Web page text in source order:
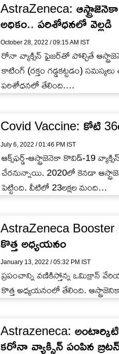
AstraZeneca: ఆస్ట్రాజెనెకా
అధికం.. పరిశోధనలో వెల్లడి
October 28, 2022 / 09:15 AM IST
రోనా వ్యాక్సిన్ ఫైజర్‌తో పోల్చితే
కాటింగ్ (రక్తం గడ్డకట్టడం)
పరిశోధనలో తేలింది.…
Covid Vaccine: కోటి
July 6, 2022 / 01:46 PM IST
ఆక్స్‌ఫర్డ్-ఆస్ట్రాజెనెకా కొవిడ్-19
చేరనున్నాయి. 2020లో కెనడా
పెట్టింది. వీటిలో 23లక్షల మంది…
AstraZeneca Booster
కొత్త అధ్యయనం
January 13, 2022 / 05:32 PM IST
ప్రపంచాన్ని వణికిస్తోన్న ఒమిక్రాన్
కొత్త అధ్యయనంలో తేలింది.
Astrazeneca:
కరోనా వ్యాక్సిన్ పంపిన